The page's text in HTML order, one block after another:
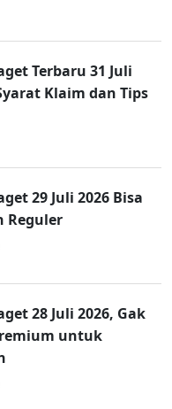
Terbaru 31 Juli
Klaim dan Tips
29 Juli 2026 Bisa
Reguler
28 Juli 2026, Gak
untuk